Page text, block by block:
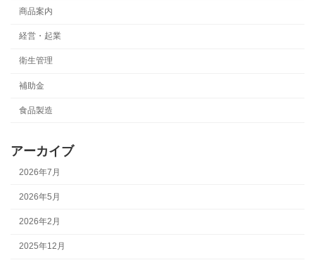
商品案内
経営・起業
衛生管理
補助金
食品製造
アーカイブ
2026年7月
2026年5月
2026年2月
2025年12月